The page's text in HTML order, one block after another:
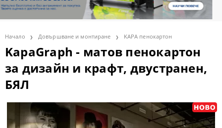
Начало Довършване и монтиране KAPA пенокартон
KapaGraph - матов пенокартон
за дизайн и крафт, двустранен,
БЯЛ